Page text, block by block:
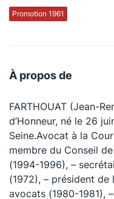
Promotion 1961
À propos de
FARTHOUAT (Jean-
d’Honneur, né le 26
Seine.Avocat à la
membre du Conseil
(1994-1996), –
(1972), – président
avocats (1980-1981),
La défense pénale
Le Concours de la
La Conférence Berryer
La Petite Conférence